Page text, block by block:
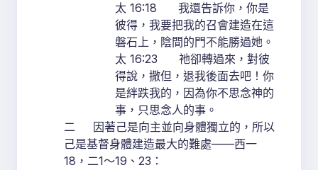
太 16:18 我還告訴你，你是
彼得，我要把我的召會建造在這
磐石上，陰間的門不能勝過她。
太 16:23 祂卻轉過來，對彼
得說，撒但，退我後面去吧！你
是絆跌我的，因為你不思念神的
事，只思念人的事。
二 因著己是向主並向身體獨立的，所以
己是基督身體建造最大的難處——西一
18，二1～19、23：